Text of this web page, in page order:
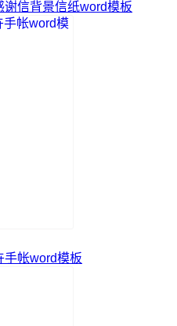
谢信背景信纸word模板
手帐word模板